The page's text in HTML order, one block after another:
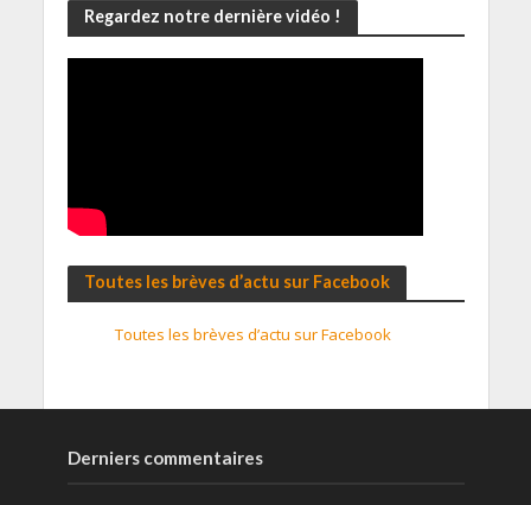
Regardez notre dernière vidéo !
Toutes les brèves d’actu sur Facebook
Toutes les brèves d’actu sur Facebook
Derniers commentaires